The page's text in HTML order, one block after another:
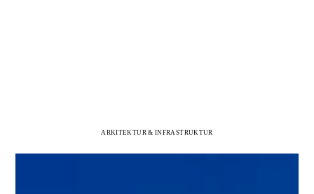
ARKITEKTUR & INFRASTRUKTUR